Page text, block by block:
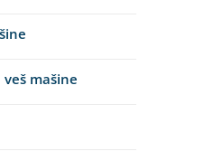
mašine